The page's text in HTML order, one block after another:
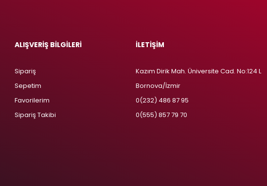
ALIŞVERİŞ BİLGİLERİ
Sipariş
Sepetim
Favorilerim
Sipariş Takibi
İLETİŞİM
Kazım Dirik Mah. Üniversite Cad. No:124 L
Bornova/İzmir
0(232) 486 87 95
0(555) 857 79 70